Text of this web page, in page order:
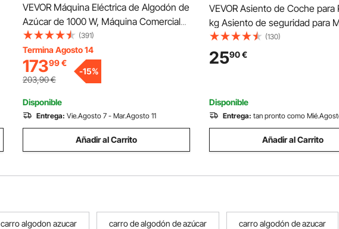
VEVOR Máquina Eléctrica de Algodón de
Azúcar de 1000 W, Máquina Comercial
de Algodón de Azúcar con Tapa, Tazón
de Acero Inoxidable, Cuchara de Azúcar,
Cajón, para el Hogar, Cumpleaños,
Fiesta, Azul
(391)
Termina Agosto 14
17399€
203,90€
-15%
Disponible
Entrega: Vie.Agosto 7 - Mar.Agosto 11
Añadir al Carrito
VEVOR Asiento de Coche para
kg Asiento de seguridad para
Asiento Elevador Impermeable
Correa de Seguridad con Clip
de Algodón PP Silla para Coche
(130)
2590€
Disponible
Entrega: tan pronto como
Añadir al Carrito
carro algodon azucar carro de algodón de azúcar carro algodón de azucar